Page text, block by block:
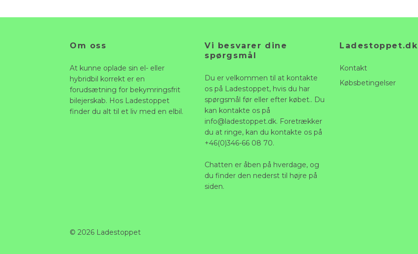
Om oss
At kunne oplade sin el- eller
hybridbil korrekt er en
forudsætning for bekymringsfrit
bilejerskab. Hos Ladestoppet
finder du alt til et liv med en elbil.
Vi besvarer dine
spørgsmål
Du er velkommen til at kontakte
os på Ladestoppet, hvis du har
spørgsmål før eller efter købet.. Du
kan kontakte os på
info@ladestoppet.dk. Foretrækker
du at ringe, kan du kontakte os på
+46(0)346-66 08 70.
Chatten er åben på hverdage, og
du finder den nederst til højre på
siden.
Ladestoppet.dk
Kontakt
Købsbetingelser
© 2026 Ladestoppet